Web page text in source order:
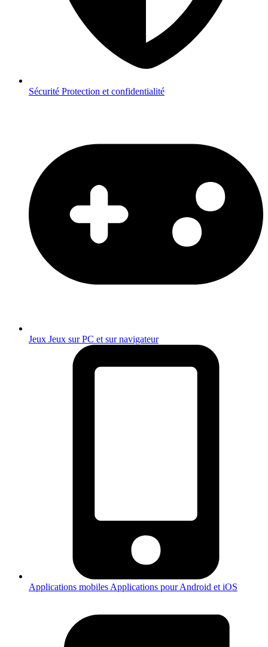
Sécurité Protection et confidentialité
Jeux Jeux sur PC et sur navigateur
Applications mobiles Applications pour Android et iOS